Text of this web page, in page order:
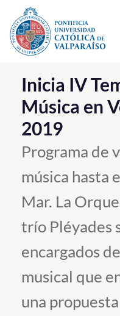
Click acá para ir
La Universidad
Investigación,
PUCV Internacional
Vinculación con el
Estudiantes
Inicia IV
Música en
2019
Programa de
música hasta
Mar. La
trío Pléyades
encargados
musical que
una